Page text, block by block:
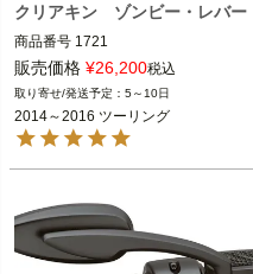
クリアキン ゾンビー・レバー
商品番号 1721
2014～2016 ツーリング
※油圧クラッチ車両
※トライクは不可。
kuryakyn（クリアキン）
販売価格 ¥26,200税込
5～10日
2014～2016 ツーリング